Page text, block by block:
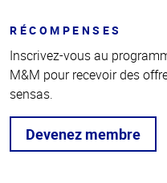
RÉCOMPENSES
Inscrivez-vous au
M&M pour recevoir des
sensas.
Devenez membre